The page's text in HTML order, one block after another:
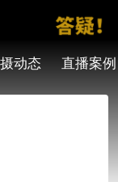
动态 直播案例